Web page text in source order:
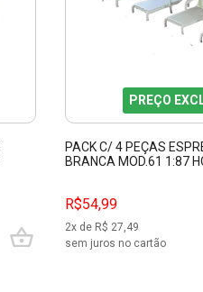
PREÇO
PACK C/ 4 PEÇAS
BRANCA MOD.61 1:87
R$54,99
2x de R$ 27,49
sem juros no cartão